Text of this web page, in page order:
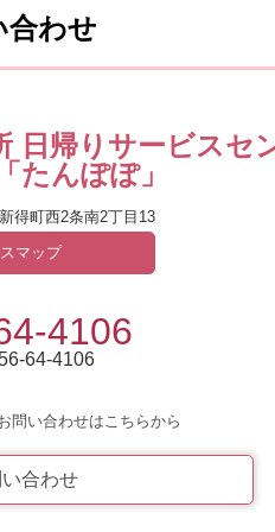
合わせ
日帰りサービスセ
たんぽぽ」
得町西2条南2丁目13
マップ
4106
64-4106
問い合わせはこちらから
合わせ